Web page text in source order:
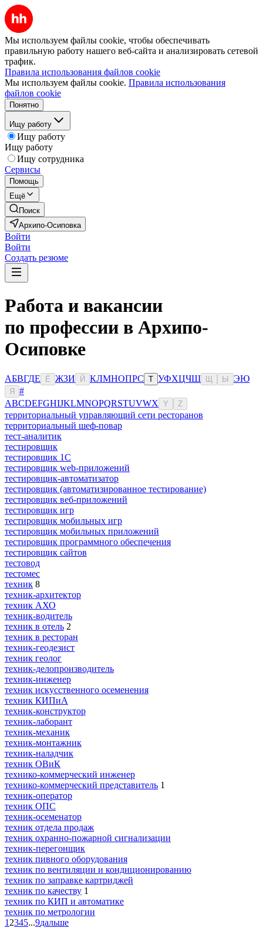
Мы используем файлы cookie, чтобы обеспечивать
правильную работу нашего веб-сайта и анализировать сетевой
трафик.
Правила использования файлов cookie
Мы используем файлы cookie. Правила использования
файлов cookie
Понятно
Ищу работу
Ищу работу
Ищу работу
Ищу сотрудника
Сервисы
Помощь
Ещё
Поиск
Архипо-Осиповка
Войти
Войти
Создать резюме
Работа и вакансии
по профессии в Архипо-
Осиповке
АБВГДЕ Ё ЖЗИ Й КЛМНОПРС Т УФХЦЧШ Ы ЭЮ
Я
#
ABCDEFGHIJKLMNOPQRSTUVWX Y Z
территориальный управляющий сети ресторанов
территориальный шеф-повар
тест-аналитик
тестировщик
тестировщик 1С
тестировщик web-приложений
тестировщик-автоматизатор
тестировщик (автоматизированное тестирование)
тестировщик веб-приложений
тестировщик игр
тестировщик мобильных игр
тестировщик мобильных приложений
тестировщик программного обеспечения
тестировщик сайтов
тестовод
тестомес
техник 8
техник-архитектор
техник АХО
техник-водитель
техник в отель 2
техник в ресторан
техник-геодезист
техник геолог
техник-делопроизводитель
техник-инженер
техник искусственного осеменения
техник КИПиА
техник-конструктор
техник-лаборант
техник-механик
техник-монтажник
техник-наладчик
техник ОВиК
технико-коммерческий инженер
технико-коммерческий представитель 1
техник-оператор
техник ОПС
техник-осеменатор
техник отдела продаж
техник охранно-пожарной сигнализации
техник-перегонщик
техник пивного оборудования
техник по вентиляции и кондиционированию
техник по заправке картриджей
техник по качеству 1
техник по КИП и автоматике
техник по метрологии
1 2345...9дальше